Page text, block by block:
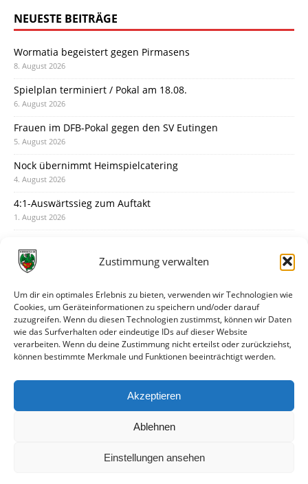
Zustimmung verwalten
Um dir ein optimales Erlebnis zu bieten, verwenden wir Technologien wie
Cookies, um Geräteinformationen zu speichern und/oder darauf
zuzugreifen. Wenn du diesen Technologien zustimmst, können wir Daten
wie das Surfverhalten oder eindeutige IDs auf dieser Website
verarbeiten. Wenn du deine Zustimmung nicht erteilst oder zurückziehst,
können bestimmte Merkmale und Funktionen beeinträchtigt werden.
Akzeptieren
Ablehnen
Einstellungen ansehen
NEUESTE BEITRÄGE
Wormatia begeistert gegen Pirmasens
8. August 2026
Spielplan terminiert / Pokal am 18.08.
6. August 2026
Frauen im DFB-Pokal gegen den SV Eutingen
5. August 2026
Nock übernimmt Heimspielcatering
4. August 2026
4:1-Auswärtssieg zum Auftakt
1. August 2026
31. Juli 2026
30. Juli 2026
Deine Spielminute: 89+1
28. Juli 2026
Neuer Rückensponsor
Neue Podcast-Folge: So tickt Björn!
27. Juli 2026